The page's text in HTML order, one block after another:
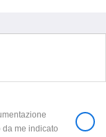
da me indicato